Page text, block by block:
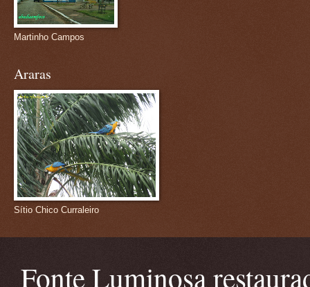
Martinho Campos
Araras
Sítio Chico Curraleiro
Fonte Luminosa